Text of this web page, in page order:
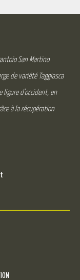
San Martino
de variété Taggiasca
d’occident, en
à la récupération